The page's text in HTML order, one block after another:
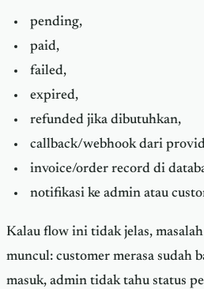
pending,
paid,
failed,
expired,
refunded jika dibutuhkan,
callback/webhook dari
invoice/order record di
notifikasi ke admin atau
Kalau flow ini tidak jelas,
muncul: customer merasa sudah
masuk, admin tidak tahu status